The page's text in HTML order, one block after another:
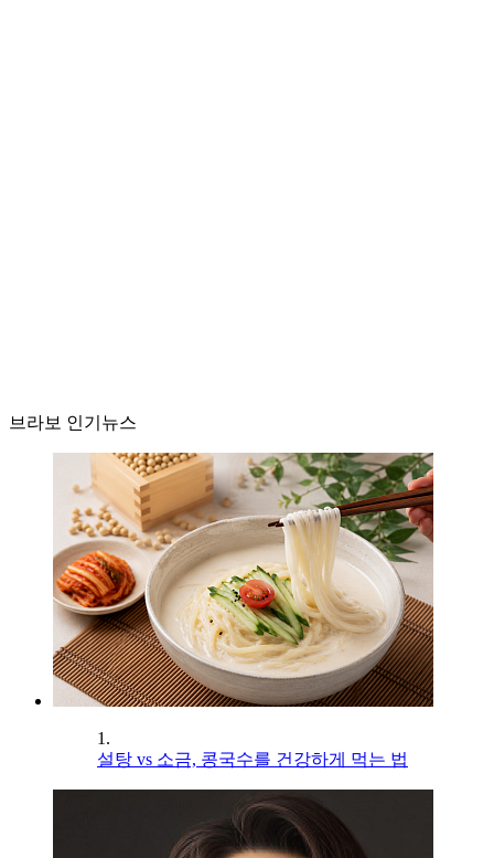
브라보 인기뉴스
1.
설탕 vs 소금, 콩국수를 건강하게 먹는 법